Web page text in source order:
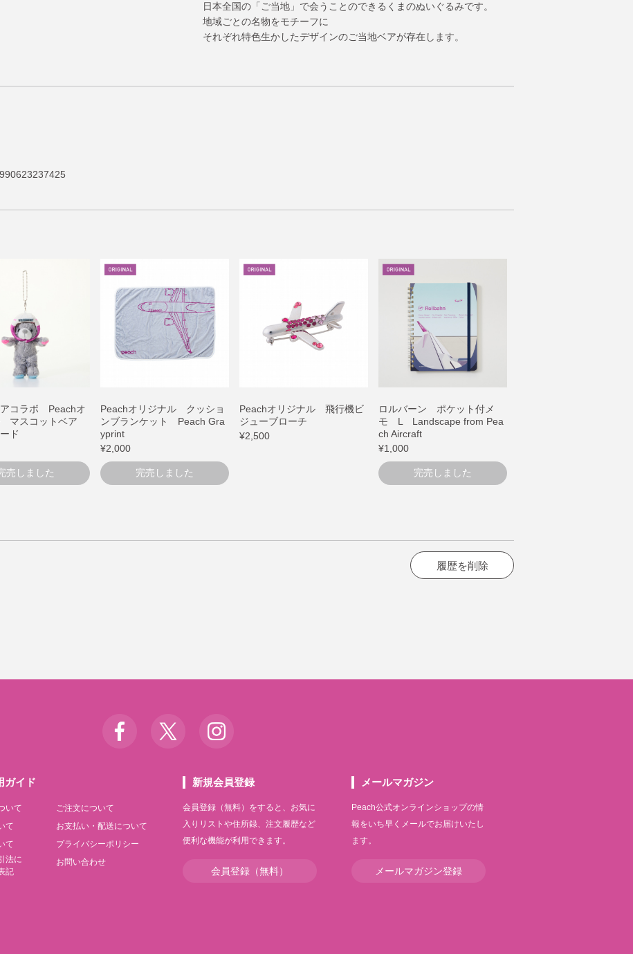
日本全国の「ご当地」で会うことのできるくまのぬいぐるみです。
地域ごとの名物をモチーフに
それぞれ特色生かしたデザインのご当地ベアが存在します。
アコラボ Peachオ
マスコットベア
ド
売しました
Peachオリジナル クッショ
ンブランケット Peach Gra
yprint
¥2,000
完売しました
Peachオリジナル 飛行機ビ
ジューブローチ
¥2,500
ロルバーン ポケット付メ
モ L Landscape from Pea
ch Aircraft
¥1,000
完売しました
ガイド
いて
ご注文について
て
お支払い・配送について
て
プライバシーポリシー
法に
記
お問い合わせ
新規会員登録
会員登録（無料）をすると、お気に
入りリストや住所録、注文履歴など
便利な機能が利用できます。
会員登録（無料）
メールマガジン
Peach公式オンラインショップの情
報をいち早くメールでお届けいたし
ます。
メールマガジン登録